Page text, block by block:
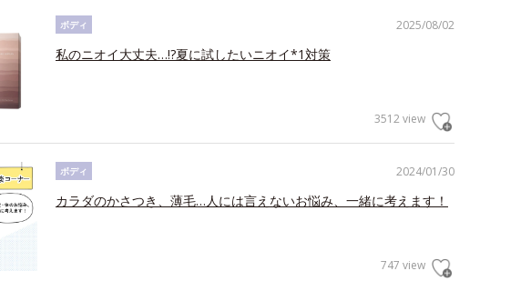
2025/08/02
ボディ
私のニオイ大丈夫…!?夏に試したいニオイ*1対策
3512 view
2024/01/30
ボディ
カラダのかさつき、薄毛…人には言えないお悩み、一緒に考えます！
747 view